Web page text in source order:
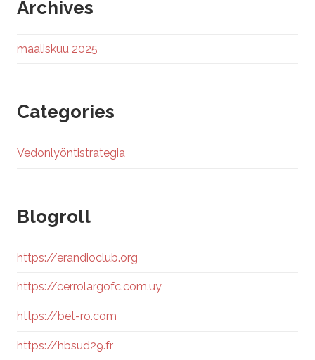
Archives
maaliskuu 2025
Categories
Vedonlyöntistrategia
Blogroll
https://erandioclub.org
https://cerrolargofc.com.uy
https://bet-ro.com
https://hbsud29.fr